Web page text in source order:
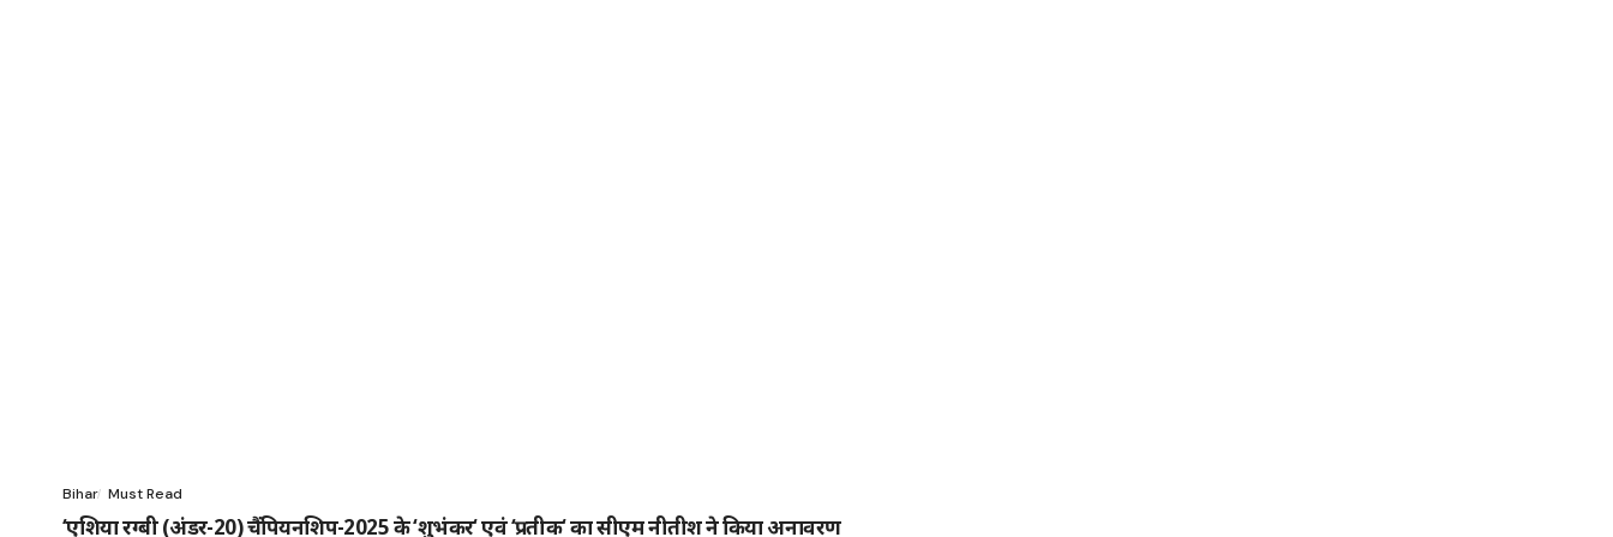
Bihar Must Read
‘एशिया रग्बी (अंडर-20) चैंपियनशिप-2025 के ‘शुभंकर‘ एवं ‘प्रतीक‘ का सीएम नीतीश ने किया अनावरण